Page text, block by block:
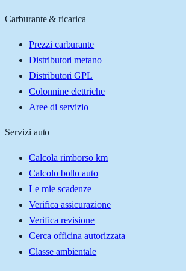
Carburante & ricarica
Prezzi carburante
Distributori metano
Distributori GPL
Colonnine elettriche
Aree di servizio
Servizi auto
Calcola rimborso km
Calcolo bollo auto
Le mie scadenze
Verifica assicurazione
Verifica revisione
Cerca officina autorizzata
Classe ambientale